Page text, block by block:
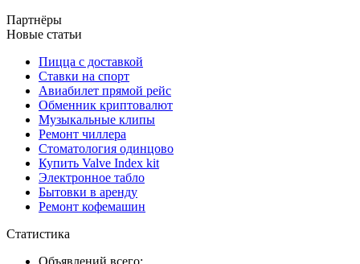
Партнёры
Новые статьи
Пицца с доставкой
Ставки на спорт
Авиабилет прямой рейс
Обменник криптовалют
Музыкальные клипы
Ремонт чиллера
Стоматология одинцово
Купить Valve Index kit
Электронное табло
Бытовки в аренду
Ремонт кофемашин
Статистика
Объявлений всего: